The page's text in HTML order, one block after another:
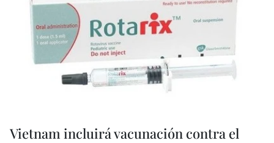
Vietnam incluirá vacunación contra el